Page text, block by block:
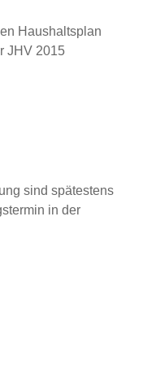
Haushaltsplan
JHV 2015
sind spätestens
in der